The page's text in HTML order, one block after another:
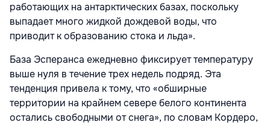
работающих на антарктических базах, поскольку
выпадает много жидкой дождевой воды, что
приводит к образованию стока и льда».
База Эсперанса ежедневно фиксирует температуру
выше нуля в течение трех недель подряд. Эта
тенденция привела к тому, что «обширные
территории на крайнем севере белого континента
остались свободными от снега», по словам Кордеро,